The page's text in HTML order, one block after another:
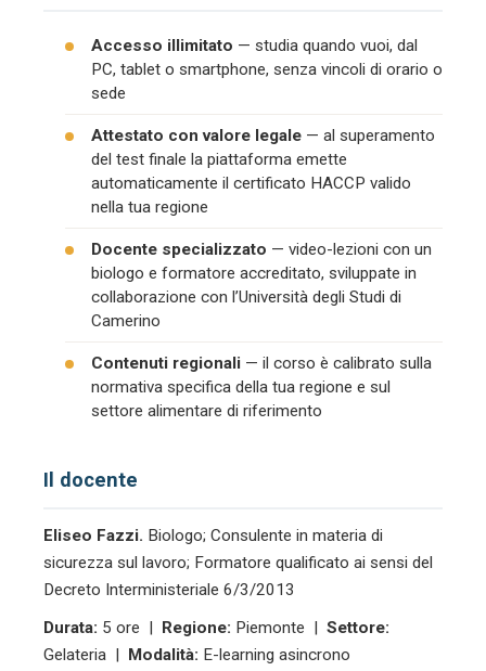
Accesso illimitato — studia quando vuoi, dal
PC, tablet o smartphone, senza vincoli di orario o
sede
Attestato con valore legale — al superamento
del test finale la piattaforma emette
automaticamente il certificato HACCP valido
nella tua regione
Docente specializzato — video-lezioni con un
biologo e formatore accreditato, sviluppate in
collaborazione con l’Università degli Studi di
Camerino
Contenuti regionali — il corso è calibrato sulla
normativa specifica della tua regione e sul
settore alimentare di riferimento
Il docente
Eliseo Fazzi. Biologo; Consulente in materia di
sicurezza sul lavoro; Formatore qualificato ai sensi del
Decreto Interministeriale 6/3/2013
Durata: 5 ore | Regione: Piemonte | Settore:
Gelateria | Modalità: E-learning asincrono